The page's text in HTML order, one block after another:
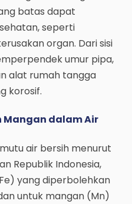
batas dapat
seperti
organ. Dari sisi
umur pipa,
alat rumah tangga
korosif.
Mangan dalam Air
air bersih menurut
Republik Indonesia,
yang diperbolehkan
untuk mangan (Mn)